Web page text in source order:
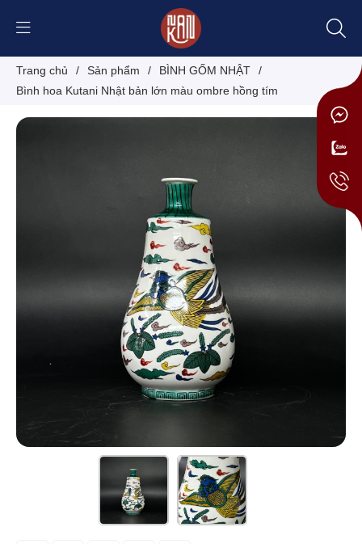
Trang chủ / Sản phẩm / BÌNH GỐM NHẬT
/
Bình hoa Kutani Nhật bản lớn màu ombre hồng tím